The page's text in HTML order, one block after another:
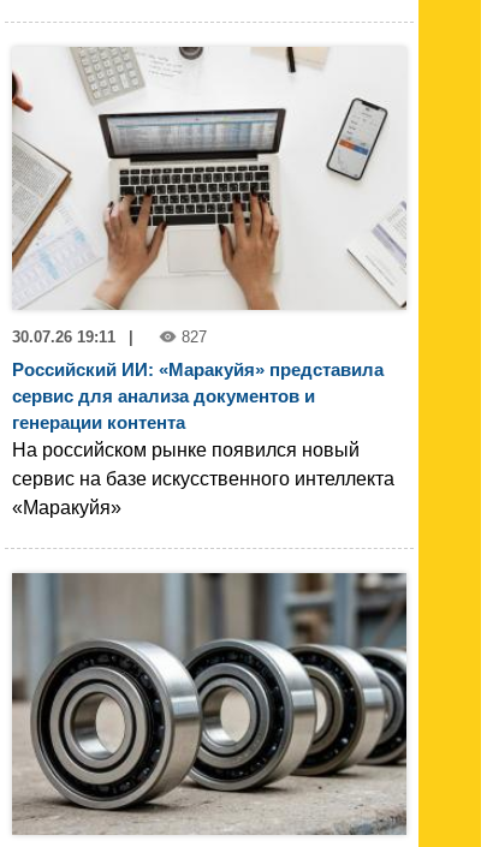
30.07.26 19:11 | 827
Российский ИИ: «Маракуйя» представила
сервис для анализа документов и
генерации контента
На российском рынке появился новый
сервис на базе искусственного интеллекта
«Маракуйя»